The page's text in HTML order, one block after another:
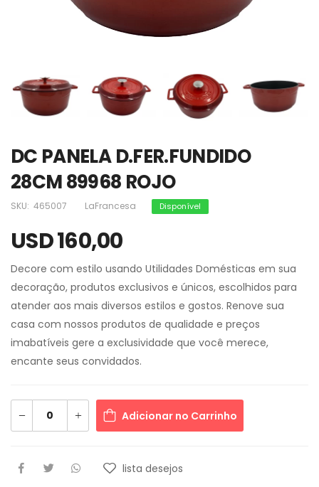
DC PANELA D.FER.FUNDIDO
28CM 89968 ROJO
SKU: 465007 LaFrancesa Disponível
USD 160,00
Decore com estilo usando Utilidades Domésticas em sua
decoração, produtos exclusivos e únicos, escolhidos para
atender aos mais diversos estilos e gostos. Renove sua
casa com nossos produtos de qualidade e preços
imabatíveis gere a exclusividade que você merece,
encante seus convidados.
Adicionar no Carrinho
lista desejos